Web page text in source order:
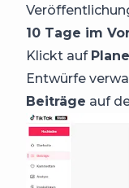
10 Tage im
Klickt auf
Entwürfe
Beiträge auf